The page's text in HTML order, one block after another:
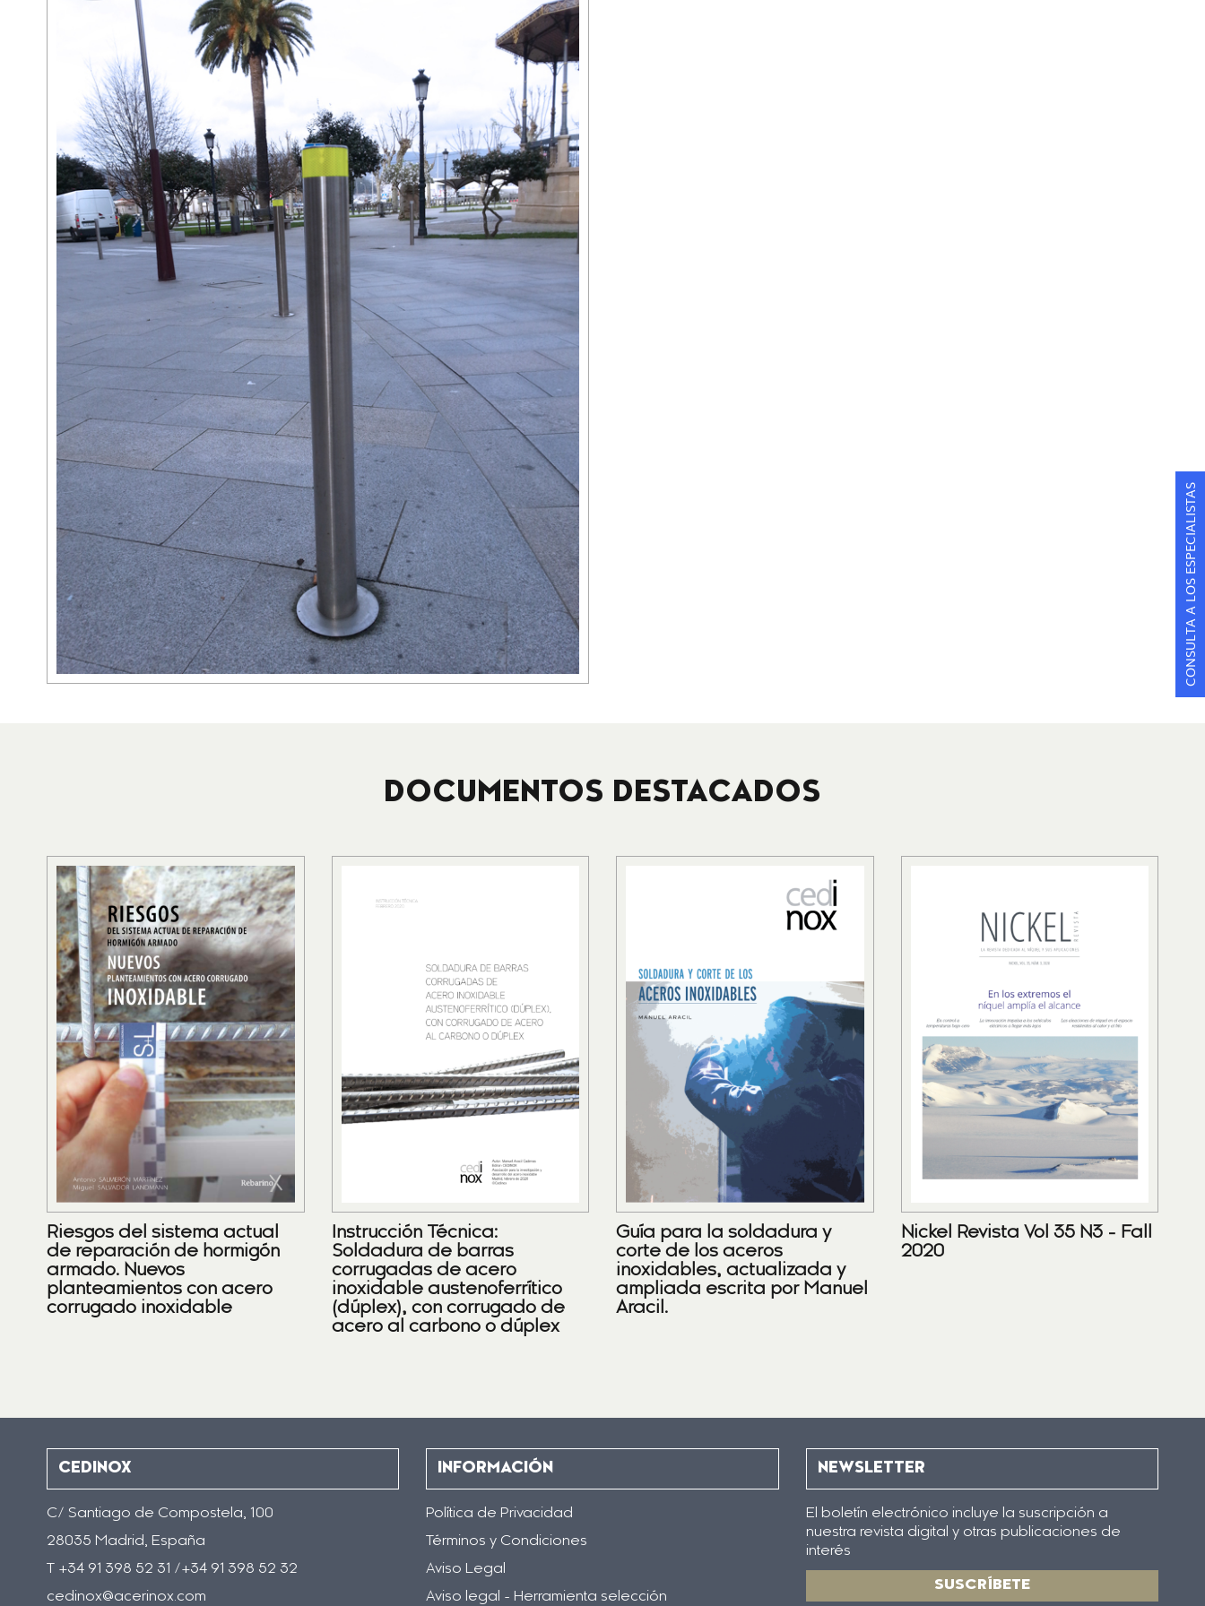
DOCUMENTOS DESTACADOS
Riesgos del sistema actual
de reparación de hormigón
armado. Nuevos
planteamientos con acero
corrugado inoxidable
Instrucción Técnica:
Soldadura de barras
corrugadas de acero
inoxidable austenoferrítico
(dúplex), con corrugado de
acero al carbono o dúplex
Guía para la soldadura y
corte de los aceros
inoxidables, actualizada y
ampliada escrita por Manuel
Aracil.
Nickel Revista Vol 35 N3 - Fall
2020
CEDINOX
C/ Santiago de Compostela, 100
28035 Madrid, España
T +34 91 398 52 31 /+34 91 398 52 32
cedinox@acerinox.com
INFORMACIÓN
Política de Privacidad
Términos y Condiciones
Aviso Legal
Aviso legal - Herramienta selección
NEWSLETTER
El boletín electrónico incluye la suscripción a
nuestra revista digital y otras publicaciones de
interés
SUSCRÍBETE
CONSULTA A LOS ESPECIALISTAS